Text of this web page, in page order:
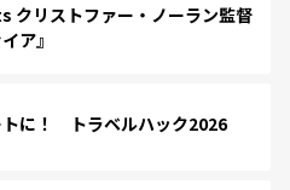
クリストファー・ノーラン監督
ア』
トに！ トラベルハック2026